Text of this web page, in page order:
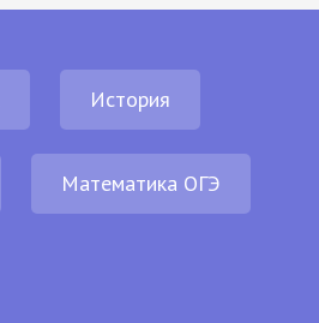
История
Математика ОГЭ